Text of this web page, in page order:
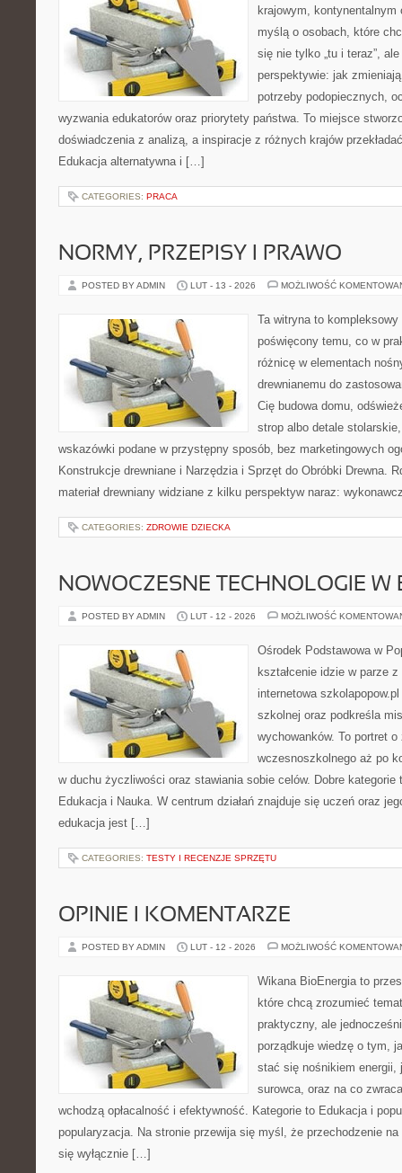
krajowym, kontynentalnym
myślą o osobach, które
się nie tylko „tu i teraz”,
perspektywie: jak
potrzeby podopiecznych,
wyzwania edukatorów oraz priorytety państwa. To miejsce
doświadczenia z analizą, a inspiracje z różnych krajów
Edukacja alternatywna i […]
CATEGORIES: PRACA
NORMY, PRZEPISY I PRAWO
POSTED BY ADMIN LUT - 13 - 2026 MOŻLIWOŚĆ
Ta witryna to
poświęcony temu, co w
różnicę w elementach
drewnianemu do
Cię budowa domu,
strop albo detale
wskazówki podane w przystępny sposób, bez marketingowych
Konstrukcje drewniane i Narzędzia i Sprzęt do Obróbki Drewna.
materiał drewniany widziane z kilku perspektyw naraz:
CATEGORIES: ZDROWIE DZIECKA
NOWOCZESNE TECHNOLOGIE W
POSTED BY ADMIN LUT - 12 - 2026 MOŻLIWOŚĆ
Ośrodek Podstawowa w
kształcenie idzie w parze
internetowa
szkolnej oraz podkreśla
wychowanków. To portret
wczesnoszkolnego aż po
w duchu życzliwości oraz stawiania sobie celów. Dobre
Edukacja i Nauka. W centrum działań znajduje się uczeń oraz
edukacja jest […]
CATEGORIES: TESTY I RECENZJE SPRZĘTU
OPINIE I KOMENTARZE
POSTED BY ADMIN LUT - 12 - 2026 MOŻLIWOŚĆ
Wikana BioEnergia to
które chcą zrozumieć
praktyczny, ale
porządkuje wiedzę o tym,
stać się nośnikiem energii,
surowca, oraz na co
wchodzą opłacalność i efektywność. Kategorie to Edukacja i
popularyzacja. Na stronie przewija się myśl, że przechodzenie na
się wyłącznie […]